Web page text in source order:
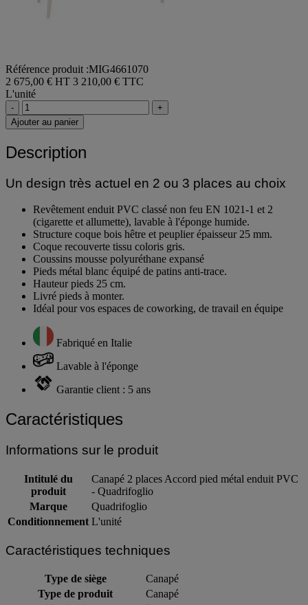
Référence produit :MIG4661070
2 675,00 € HT
L'unité
-
Description
Un design très actuel en 2 ou 3 places au choix
Revêtement enduit PVC classé non feu EN 1021-1 et 2
(cigarette et allumette), lavable à l'éponge humide.
Structure coque bois hêtre et peuplier épaisseur 25 mm.
Coque recouverte tissu coloris gris.
Coussins mousse polyuréthane expansé
Pieds métal blanc équipé de patins anti-trace.
Hauteur pieds 25 cm.
Livré pieds à monter.
Caractéristiques
Informations sur le produit
Intitulé du
produit
Canapé 2 places Accord pied métal enduit PVC
- Quadrifoglio
Marque
Quadrifoglio
Caractéristiques techniques
Type de siège
Canapé